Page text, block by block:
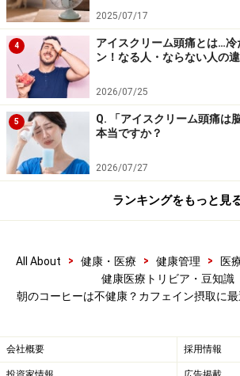
コーヒーは体に悪い？コーヒーと
ホント
コーヒーにがん予防効果があるっ
ノンカフェイン・カフェインレス
コーヒーの健康効果とは ダイエ
悪い説は本当？
※記事内容は執筆時点のものです。最新の内
※当サイトにおける医師・医療従事者等によ
断・治療行為ではありません。診断・治療
のではありません。当サイトで提供する情報
かなる損害についても、当社、各ガイド、そ
情報提供者は一切の責任を負いかねます。
2025/07/17
4
アイスクリーム頭痛とは…
ン！なる人・ならない人の
2026/07/25
5
Q. 「アイスクリーム頭痛は
本当ですか？
2026/07/27
ランキングをもっと見
All About > 健康・医療 > 健康管理 > 医
健康医療トリビア・豆知識
朝のコーヒーは不健康？カフェイン摂取に
会社概要 採用情報